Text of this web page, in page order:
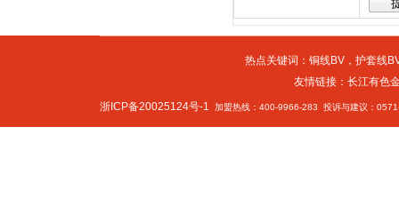
热点关键词： 铜线BV， 护套线
友情链接： 长江有色
浙ICP备20025124号-1 加盟热线：400-9966-283 投诉与建议：